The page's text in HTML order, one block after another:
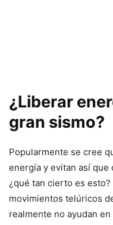
¿Liberar
gran sismo?
Popularmente se cree
energía y evitan así
¿qué tan cierto es
movimientos telúricos
realmente no ayudan en